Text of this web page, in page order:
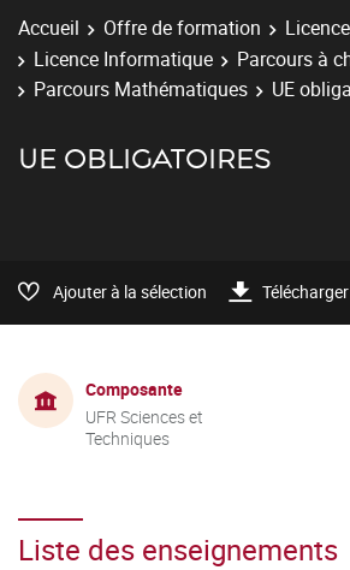
Accueil Offre de formation
Licence Informatique
Parcours à
Parcours Mathématiques
UE
UE OBLIGATOIRES
Ajouter à la sélection Télécharger
Composante
UFR Sciences et
Techniques
Liste des enseignements